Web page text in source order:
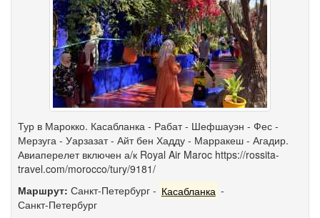
Тур в Марокко. Касабланка - Рабат - Шефшауэн - Фес -
Мерзуга - Уарзазат - Айт бен Хадду - Марракеш - Агадир.
Авиаперелет включен а/к Royal Air Maroc https://rossita-
travel.com/morocco/tury/9181/
Маршрут: Санкт-Петербург - Касабланка -
Санкт-Петербург